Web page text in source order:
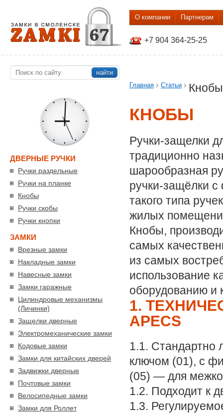
О компании Партнерам
+7 904 364-25-25
найти
ДВЕРНЫЕ РУЧКИ
Ручки раздельные
Ручки на планке
Кнобы
Ручки скобы
Ручки кнопки
ЗАМКИ
Врезные замки
Накладные замки
Навесные замки
Замки гаражные
Цилиндровые механизмы
(Личинки)
Защелки дверные
Электромеханические замки
Кодовые замки
Замки для китайских дверей
Задвижки дверные
Почтовые замки
Велосипедные замки
Замки для Роллет
Главная Статьи Кнобы
КНОБЫ
Ручки-защелки
традиционно
шарообразная
ручки-защёлки
такого типа
жилых
Кнобы,
самых
из самых
использование
оборудованию и
1.
APECS
1.1. Стандартно
ключом (01), с
(05) — для
1.2. Подходит к
1.3.